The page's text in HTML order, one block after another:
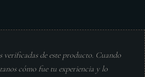
verificadas de este producto. Cuando
cómo fue tu experiencia y lo